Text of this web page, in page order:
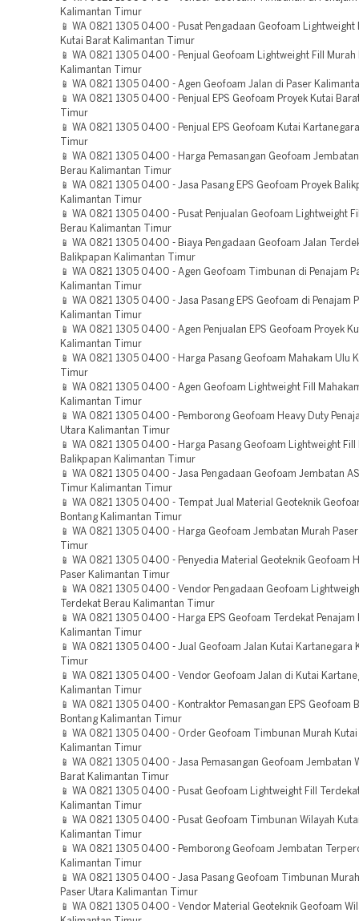
Kalimantan Timur
📱 WA 0821 1305 0400 - Pusat Pengadaan Geofoam Lightweight
Kutai Barat Kalimantan Timur
📱 WA 0821 1305 0400 - Penjual Geofoam Lightweight Fill Murah
Kalimantan Timur
📱 WA 0821 1305 0400 - Agen Geofoam Jalan di Paser
📱 WA 0821 1305 0400 - Penjual EPS Geofoam Proyek Kutai
Timur
📱 WA 0821 1305 0400 - Penjual EPS Geofoam Kutai
Timur
📱 WA 0821 1305 0400 - Harga Pemasangan Geofoam
Berau Kalimantan Timur
📱 WA 0821 1305 0400 - Jasa Pasang EPS Geofoam Proyek
Kalimantan Timur
📱 WA 0821 1305 0400 - Pusat Penjualan Geofoam Lightweight
Berau Kalimantan Timur
📱 WA 0821 1305 0400 - Biaya Pengadaan Geofoam Jalan
Balikpapan Kalimantan Timur
📱 WA 0821 1305 0400 - Agen Geofoam Timbunan di Penajam
Kalimantan Timur
📱 WA 0821 1305 0400 - Jasa Pasang EPS Geofoam di Penajam
Kalimantan Timur
📱 WA 0821 1305 0400 - Agen Penjualan EPS Geofoam Proyek
Kalimantan Timur
📱 WA 0821 1305 0400 - Harga Pasang Geofoam Mahakam Ulu
Timur
📱 WA 0821 1305 0400 - Agen Geofoam Lightweight Fill
Kalimantan Timur
📱 WA 0821 1305 0400 - Pemborong Geofoam Heavy Duty
Utara Kalimantan Timur
📱 WA 0821 1305 0400 - Harga Pasang Geofoam Lightweight Fill
Balikpapan Kalimantan Timur
📱 WA 0821 1305 0400 - Jasa Pengadaan Geofoam Jembatan
Timur Kalimantan Timur
📱 WA 0821 1305 0400 - Tempat Jual Material Geoteknik
Bontang Kalimantan Timur
📱 WA 0821 1305 0400 - Harga Geofoam Jembatan Murah
Timur
📱 WA 0821 1305 0400 - Penyedia Material Geoteknik Geofoam
Paser Kalimantan Timur
📱 WA 0821 1305 0400 - Vendor Pengadaan Geofoam
Terdekat Berau Kalimantan Timur
📱 WA 0821 1305 0400 - Harga EPS Geofoam Terdekat Penajam
Kalimantan Timur
📱 WA 0821 1305 0400 - Jual Geofoam Jalan Kutai Kartanegara
Timur
📱 WA 0821 1305 0400 - Vendor Geofoam Jalan di Kutai
Kalimantan Timur
📱 WA 0821 1305 0400 - Kontraktor Pemasangan EPS Geofoam
Bontang Kalimantan Timur
📱 WA 0821 1305 0400 - Order Geofoam Timbunan Murah
Kalimantan Timur
📱 WA 0821 1305 0400 - Jasa Pemasangan Geofoam Jembatan
Barat Kalimantan Timur
📱 WA 0821 1305 0400 - Pusat Geofoam Lightweight Fill
Kalimantan Timur
📱 WA 0821 1305 0400 - Pusat Geofoam Timbunan Wilayah
Kalimantan Timur
📱 WA 0821 1305 0400 - Pemborong Geofoam Jembatan
Kalimantan Timur
📱 WA 0821 1305 0400 - Jasa Pasang Geofoam Timbunan
Paser Utara Kalimantan Timur
📱 WA 0821 1305 0400 - Vendor Material Geoteknik Geofoam